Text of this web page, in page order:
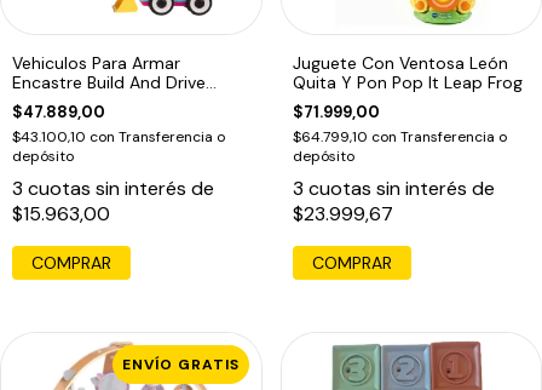
Vehiculos Para Armar
Encastre Build And Drive
Bebes Playgro
$47.889,00
$43.100,10 con Transferencia o
depósito
3 cuotas sin interés de
$15.963,00
Juguete Con Ventosa León
Quita Y Pon Pop It Leap Frog
$71.999,00
$64.799,10 con Transferencia o
depósito
3 cuotas sin interés de
$23.999,67
ENVÍO GRATIS